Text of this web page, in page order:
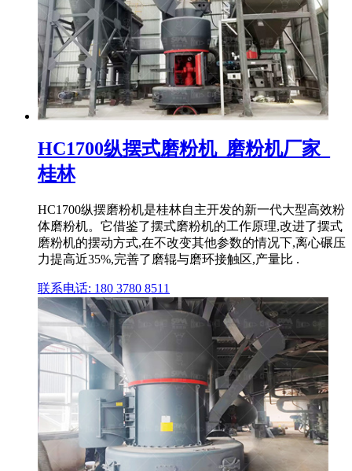
HC1700纵摆式磨粉机_磨粉机厂家_
桂林
HC1700纵摆磨粉机是桂林自主开发的新一代大型高效粉
体磨粉机。它借鉴了摆式磨粉机的工作原理,改进了摆式
磨粉机的摆动方式,在不改变其他参数的情况下,离心碾压
力提高近35%,完善了磨辊与磨环接触区,产量比 .
联系电话: 180 3780 8511